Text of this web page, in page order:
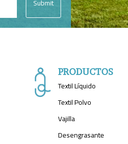
Submit
PRODUCTOS
Textil Líquido
Textil Polvo
Vajilla
Desengrasante